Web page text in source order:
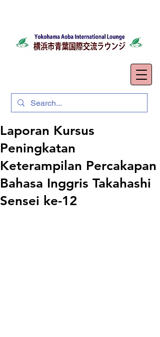
Laporan Kursus
Peningkatan
Keterampilan Percakapan
Bahasa Inggris Takahashi
Sensei ke-12